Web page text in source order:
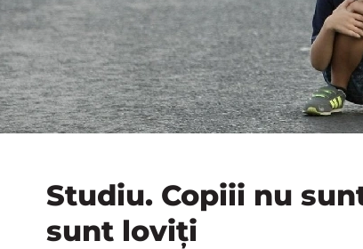
Studiu. Copiii nu
sunt loviți